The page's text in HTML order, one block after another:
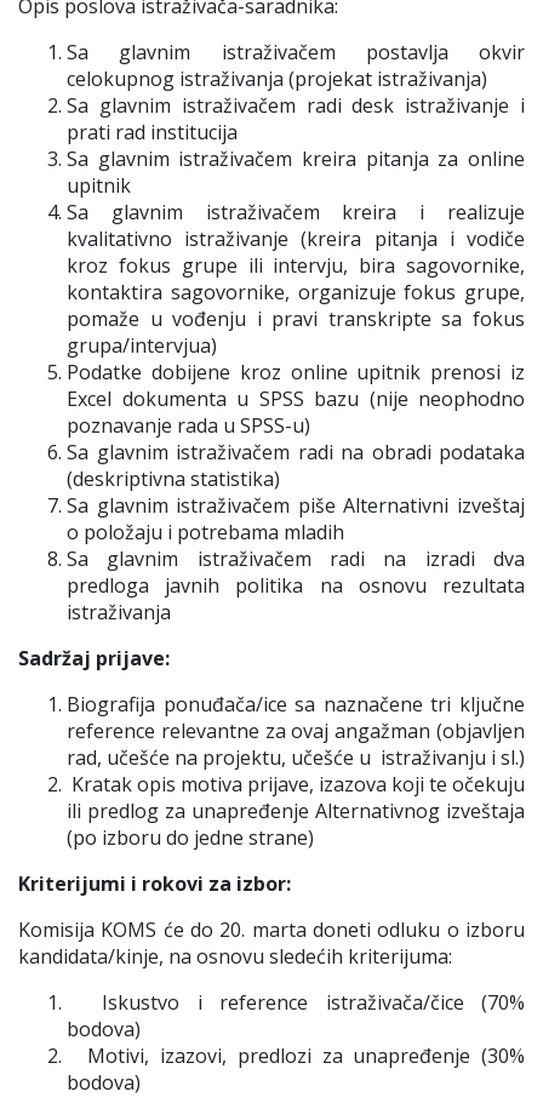
Opis poslova istraživača-saradnika:
Sa glavnim istraživačem postavlja okvir
celokupnog istraživanja (projekat istraživanja)
Sa glavnim istraživačem radi desk istraživanje i
prati rad institucija
Sa glavnim istraživačem kreira pitanja za online
upitnik
Sa glavnim istraživačem kreira i realizuje
kvalitativno istraživanje (kreira pitanja i vodiče
kroz fokus grupe ili intervju, bira sagovornike,
kontaktira sagovornike, organizuje fokus grupe,
pomaže u vođenju i pravi transkripte sa fokus
grupa/intervjua)
Podatke dobijene kroz online upitnik prenosi iz
Excel dokumenta u SPSS bazu (nije neophodno
poznavanje rada u SPSS-u)
Sa glavnim istraživačem radi na obradi podataka
(deskriptivna statistika)
Sa glavnim istraživačem piše Alternativni izveštaj
o položaju i potrebama mladih
Sa glavnim istraživačem radi na izradi dva
predloga javnih politika na osnovu rezultata
istraživanja
Sadržaj prijave:
Biografija ponuđača/ice sa naznačene tri ključne
reference relevantne za ovaj angažman (objavljen
rad, učešće na projektu, učešće u istraživanju i sl.)
Kratak opis motiva prijave, izazova koji te očekuju
ili predlog za unapređenje Alternativnog izveštaja
(po izboru do jedne strane)
Kriterijumi i rokovi za izbor:
Komisija KOMS će do 20. marta doneti odluku o izboru
kandidata/kinje, na osnovu sledećih kriterijuma:
Iskustvo i reference istraživača/čice (70%
bodova)
Motivi, izazovi, predlozi za unapređenje (30%
bodova)